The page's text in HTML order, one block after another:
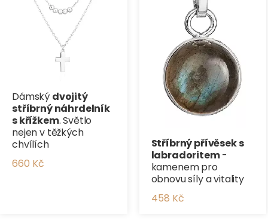
Dámský dvojitý
stříbrný náhrdelník
s křížkem. Světlo
nejen v těžkých
chvílích
660 Kč
Stříbrný přívěsek s
labradoritem-
kamenem pro
obnovu síly a vitality
458 Kč